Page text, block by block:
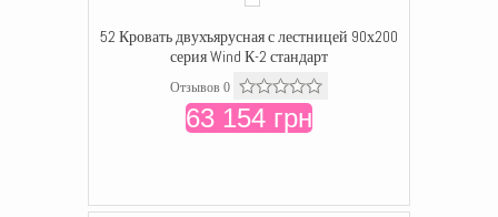
52 Кровать двухъярусная с лестницей 90х200
серия Wind К-2 стандарт
Отзывов 0
63 154 грн